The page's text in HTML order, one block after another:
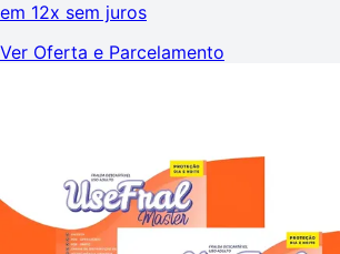
em 12x sem juros
Ver Oferta e Parcelamento